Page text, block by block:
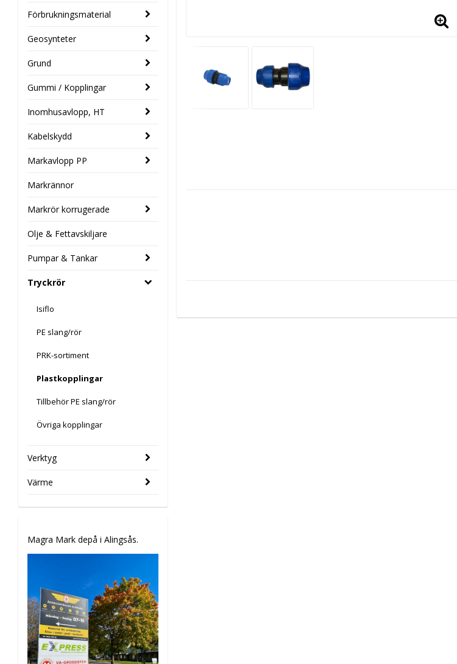
Förbrukningsmaterial
Geosynteter
Grund
Gummi / Kopplingar
Inomhusavlopp, HT
Kabelskydd
Markavlopp PP
Markrännor
Markrör korrugerade
Olje & Fettavskiljare
Pumpar & Tankar
Tryckrör
Isiflo
PE slang/rör
PRK-sortiment
Plastkopplingar
Tillbehör PE slang/rör
Övriga kopplingar
Verktyg
Värme
Magra Mark depå i Alingsås.